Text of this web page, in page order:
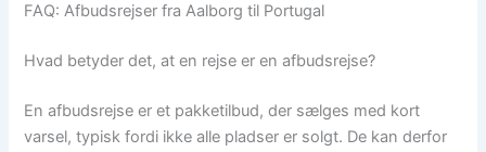
FAQ: Afbudsrejser fra Aalborg til Portugal
Hvad betyder det, at en rejse er en afbudsrejse?
En afbudsrejse er et pakketilbud, der sælges med kort
varsel, typisk fordi ikke alle pladser er solgt. De kan derfor